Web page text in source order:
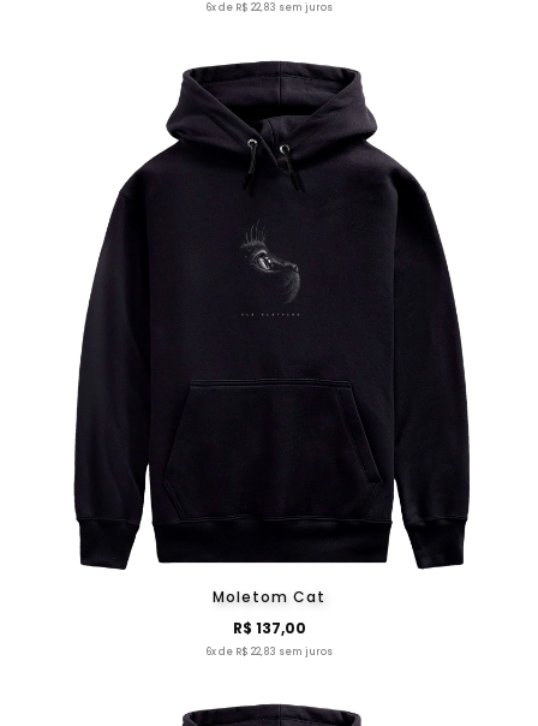
6x de R$ 22,83 sem juros
Moletom Cat
R$ 137,00
6x de R$ 22,83 sem juros